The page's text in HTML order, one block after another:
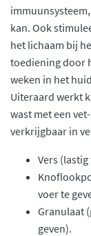
kan. Ook
het lichaam bij
toediening door
weken in het
Uiteraard werkt
wast met een
verkrijgbaar in
Vers
voer te
Granulaat
geven).